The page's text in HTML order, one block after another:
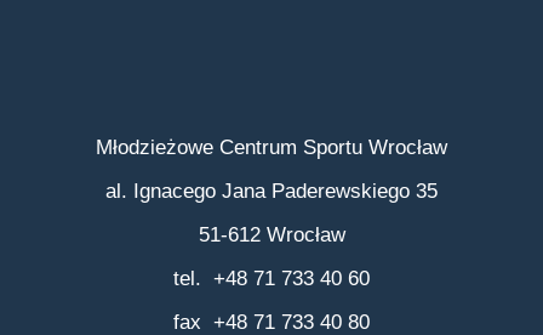
Młodzieżowe Centrum Sportu Wrocław
al. Ignacego Jana Paderewskiego 35
51-612 Wrocław
tel. +48 71 733 40 60
fax +48 71 733 40 80